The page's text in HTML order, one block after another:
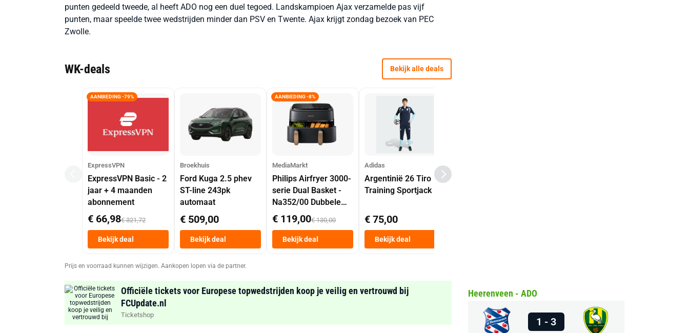
punten gedeeld tweede, al heeft ADO nog een duel tegoed. Landskampioen Ajax verzamelde pas vijf
punten, maar speelde twee wedstrijden minder dan PSV en Twente. Ajax krijgt zondag bezoek van PEC
Zwolle.
WK-deals Bekijk alle deals
AANBIEDING -79%
ExpressVPN
ExpressVPN Basic - 2
jaar + 4 maanden
abonnement
€ 66,98€ 321,72
Bekijk deal
Broekhuis
Ford Kuga 2.5 phev
ST-line 243pk
automaat
€ 509,00
Bekijk deal
AANBIEDING -8%
MediaMarkt
Philips Airfryer 3000-
serie Dual Basket -
Na352/00 Dubbele
Mand 9 L Tot 6
Personen
Heteluchtfriteuse
Zwart
€ 119,00€ 130,00
Bekijk deal
Adidas
Argentinië 26 Tiro
Training Sportjack
€ 75,00
Bekijk deal
Prijs en voorraad kunnen wijzigen. Aankopen lopen via de partner.
Officiële tickets voor Europese topwedstrijden koop je veilig en vertrouwd bij
FCUpdate.nl
Ticketshop
Heerenveen - ADO
1 - 3